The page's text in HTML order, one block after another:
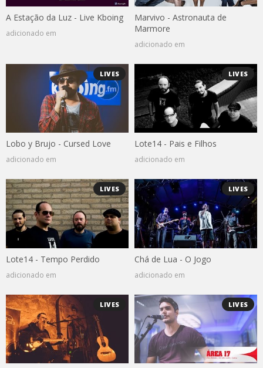
A Estação da Luz - Live Kboing
adicionado em
Marvivo - Astronauta de
Marmore
adicionado em
LIVES
Lobo y Brujo - Cursed Love
adicionado em
LIVES
Lote14 - Pais e Filhos
adicionado em
LIVES
Lote14 - Tempo Perdido
adicionado em
LIVES
Chá de Lua - O Jogo
adicionado em
LIVES LIVES